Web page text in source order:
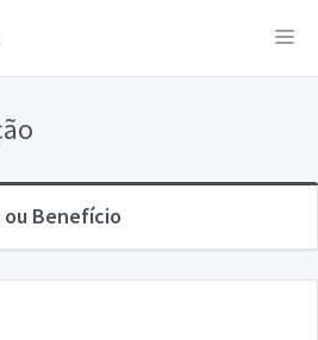
ou Benefício